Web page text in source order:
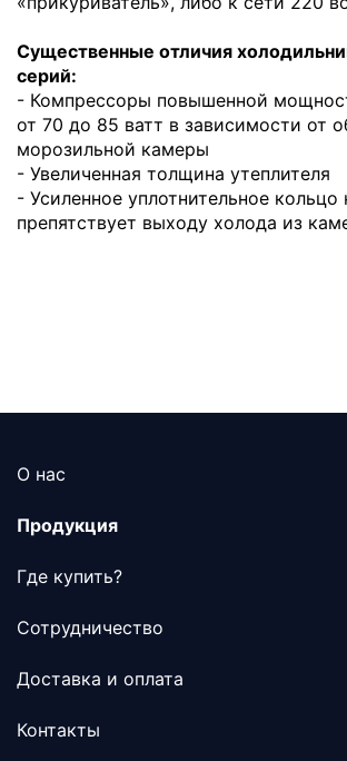
Существенные отличия
серий:
- Компрессоры повышенной
от 70 до 85 ватт в зависимости от
морозильной камеры
- Увеличенная толщина утеплителя
- Усиленное уплотнительное кольцо
препятствует выходу холода из
О нас
Продукция
Где купить?
Сотрудничество
Доставка и оплата
Контакты